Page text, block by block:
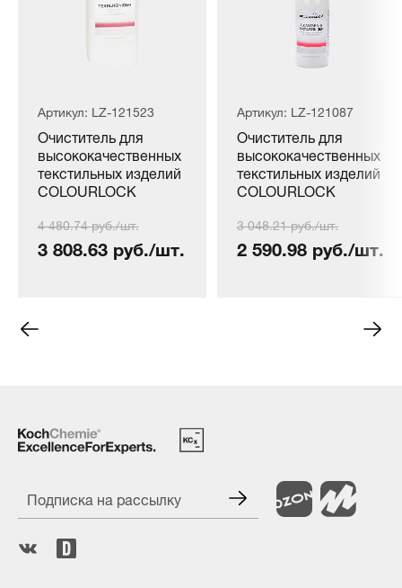
Артикул: LZ-121523
Очиститель для
высококачественных
текстильных изделий
COLOURLOCK
Textilreiniger, 1000 мл
4 480.74 руб./шт.
3 808.63 руб./шт.
Артикул: LZ-121087
Очиститель для
высококачественных
текстильных изделий
COLOURLOCK
Textilreiniger 500 мл
3 048.21 руб./шт.
2 590.98 руб./шт.
Подписка на рассылку